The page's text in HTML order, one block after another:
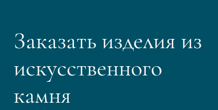
Заказать изделия из
искусственного
камня